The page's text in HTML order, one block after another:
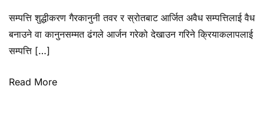
शुद्धीकरणमा
नेपाल
सम्पत्ति शुद्धीकरण गैरकानुनी तवर र स्रोतबाट आर्जित अवैध सम्पत्तिलाई वैध
बनाउने वा कानुनसम्मत ढंगले आर्जन गरेको देखाउन गरिने क्रियाकलापलाई
सम्पत्ति […]
Read More